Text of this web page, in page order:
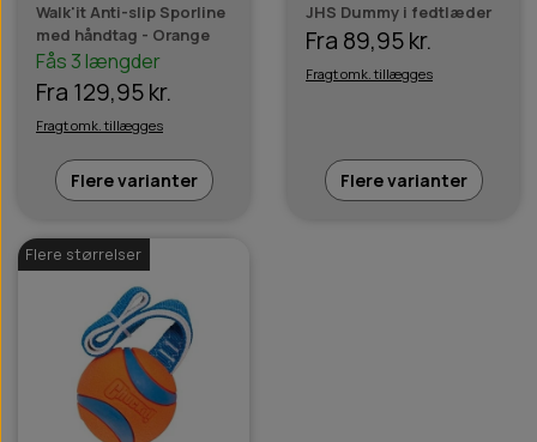
Walk'it Anti-slip Sporline
med håndtag - Orange
Fås 3 længder
Fra 129,95 kr.
Fragt omk. tillægges
Flere varianter
JHS Dummy i fedtlæder
Fra 89,95 kr.
Fragt omk. tillægges
Flere varianter
Flere størrelser